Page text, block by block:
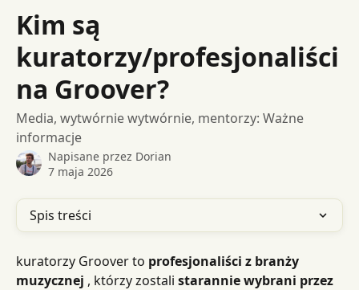
Kim są
kuratorzy/profesjonaliści
na Groover?
Media, wytwórnie wytwórnie, mentorzy: Ważne
informacje
Napisane przez Dorian
7 maja 2026
Spis treści
kuratorzy Groover to profesjonaliści z branży
muzycznej , którzy zostali starannie wybrani przez